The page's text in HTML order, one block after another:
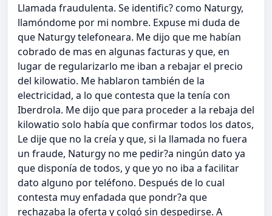
Llamada fraudulenta. Se identific? como Naturgy,
llamóndome por mi nombre. Expuse mi duda de
que Naturgy telefoneara. Me dijo que me habían
cobrado de mas en algunas facturas y que, en
lugar de regularizarlo me iban a rebajar el precio
del kilowatio. Me hablaron también de la
electricidad, a lo que contesta que la tenía con
Iberdrola. Me dijo que para proceder a la rebaja del
kilowatio solo había que confirmar todos los datos,
Le dije que no la creía y que, si la llamada no fuera
un fraude, Naturgy no me pedir?a ningún dato ya
que disponía de todos, y que yo no iba a facilitar
dato alguno por teléfono. Después de lo cual
contesta muy enfadada que pondr?a que
rechazaba la oferta y colgó sin despedirse. A